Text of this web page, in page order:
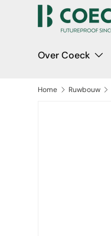
Ga naar inhoud
Over Coeck
Home Ruwbouw